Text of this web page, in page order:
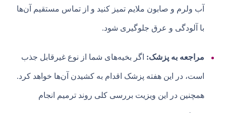
آب ولرم و صابون ملایم تمیز کنید و از تماس مستقیم آن‌ها
با آلودگی و عرق جلوگیری شود.
مراجعه به پزشک: اگر بخیه‌های شما از نوع غیرقابل جذب
است، در این هفته پزشک اقدام به کشیدن آن‌ها خواهد کرد.
همچنین در این ویزیت بررسی کلی روند ترمیم انجام